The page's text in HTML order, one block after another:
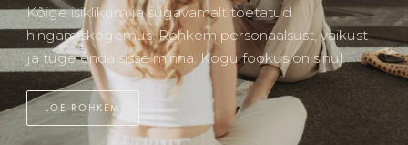
Kõige isiklikum ja sügavamalt toetatud
hingamiskogemus. Rohkem personaalsust, vaikust
ja tuge enda sisse minna. Kogu fookus on sinul.
LOE ROHKEM